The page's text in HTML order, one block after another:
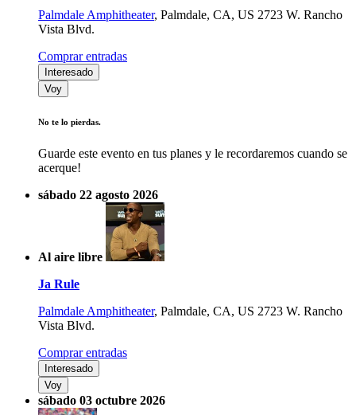
Palmdale Amphitheater, Palmdale, CA, US 2723 W. Rancho
Vista Blvd.
Comprar entradas
Interesado
Voy
No te lo pierdas.
Guarde este evento en tus planes y le recordaremos cuando se
acerque!
sábado 22 agosto 2026
Al aire libre
Ja Rule
Palmdale Amphitheater, Palmdale, CA, US 2723 W. Rancho
Vista Blvd.
Comprar entradas
Interesado
Voy
sábado 03 octubre 2026